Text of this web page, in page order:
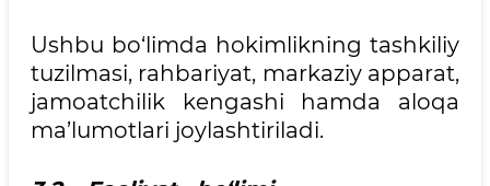
Ushbu bo‘limda hokimlikning tashkiliy
tuzilmasi, rahbariyat, markaziy apparat,
jamoatchilik kengashi hamda aloqa
ma’lumotlari joylashtiriladi.